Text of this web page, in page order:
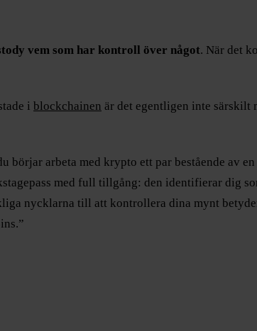
vem som har kontroll över något. När det
i blockchainen är det egentligen inte särskilt
börjar arbeta med krypto ett par bestående
med full tillgång: den identifierar dig
nycklarna till att kontrollera dina mynt